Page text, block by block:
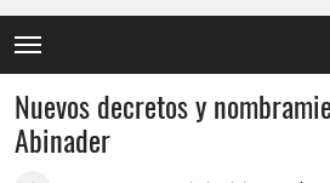
Nuevos decretos y
Abinader